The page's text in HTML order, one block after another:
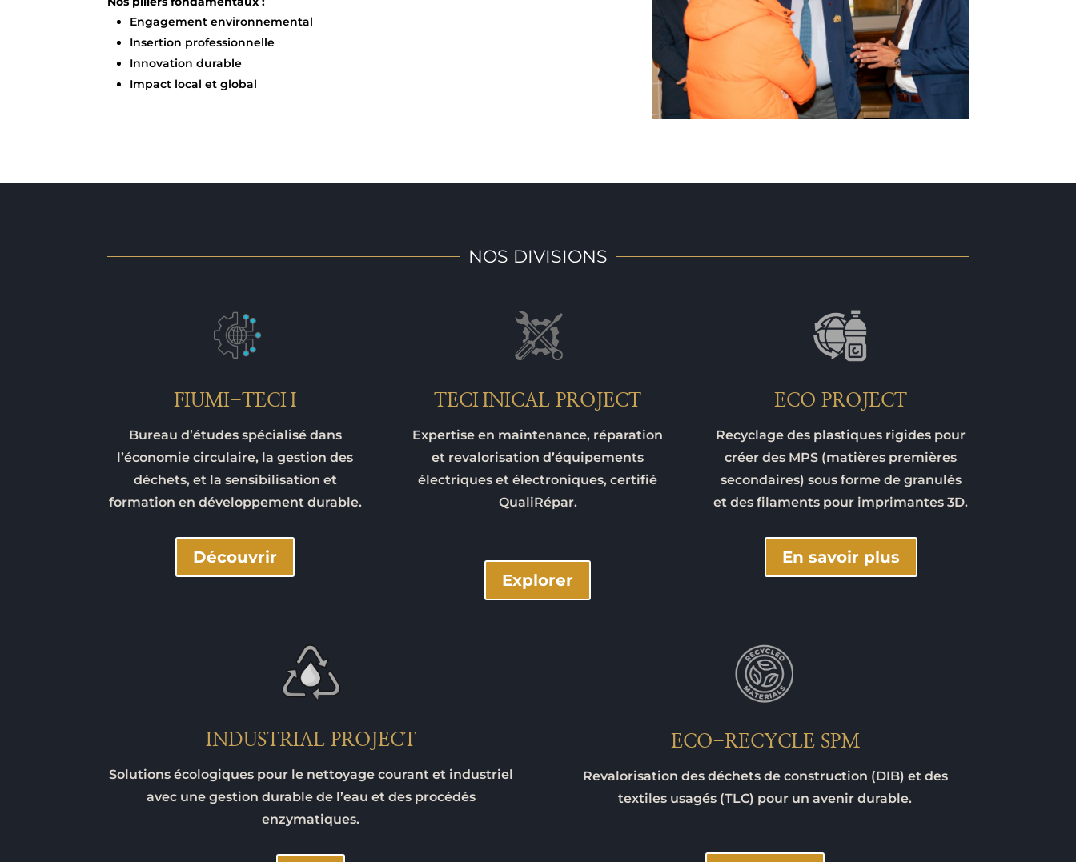
Engagement environnemental
Insertion professionnelle
Innovation durable
Impact local et global
NOS DIVISIONS
FIUMI-TECH
Bureau d’études spécialisé dans
l’économie circulaire, la gestion des
déchets, et la sensibilisation et
formation en développement durable.
Découvrir
TECHNICAL PROJECT
Expertise en maintenance, réparation
et revalorisation d’équipements
électriques et électroniques, certifié
QualiRépar.
Explorer
ECO PROJECT
Recyclage des plastiques rigides pour
créer des MPS (matières premières
secondaires) sous forme de granulés
et des filaments pour imprimantes 3D.
En savoir plus
INDUSTRIAL PROJECT
Solutions écologiques pour le nettoyage courant et industriel
avec une gestion durable de l’eau et des procédés
enzymatiques.
ECO-RECYCLE SPM
Revalorisation des déchets de construction (DIB) et des
textiles usagés (TLC) pour un avenir durable.